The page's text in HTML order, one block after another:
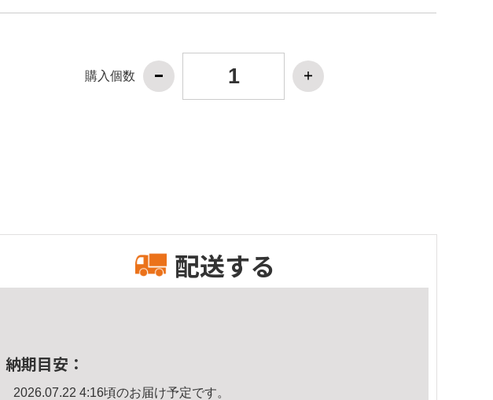
購入個数
配送する
納期目安：
2026.07.22 4:16頃のお届け予定です。